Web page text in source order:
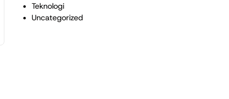
Teknologi
Uncategorized